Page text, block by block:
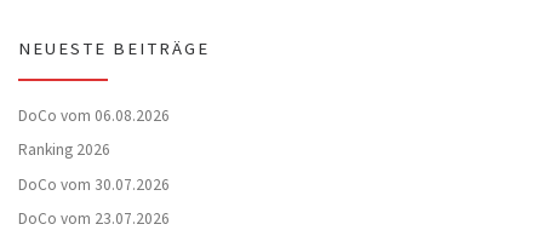
NEUESTE BEITRÄGE
DoCo vom 06.08.2026
Ranking 2026
DoCo vom 30.07.2026
DoCo vom 23.07.2026